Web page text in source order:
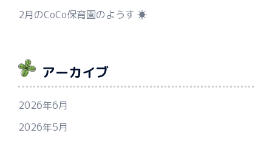
2月のCoCo保育園のようす ☀️
アーカイブ
2026年6月
2026年5月